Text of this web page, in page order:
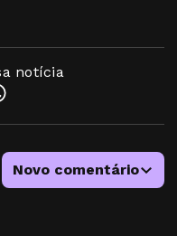
notícia
Novo comentário